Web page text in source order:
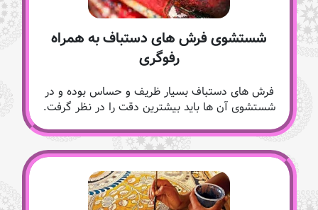
شستشوی فرش های دستباف به همراه
رفوگری
فرش های دستباف بسیار ظریف و حساس بوده و در
شستشوی آن ها باید بیشترین دقت را در نظر گرفت.